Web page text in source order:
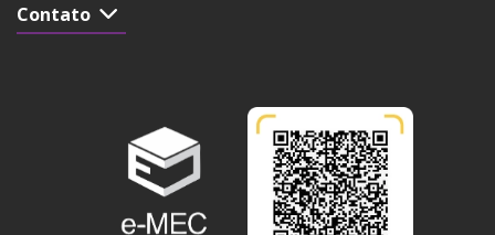
Contato